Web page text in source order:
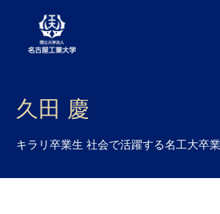
大学案内
久田 慶
キラリ卒業生 社会で活躍する名工大卒